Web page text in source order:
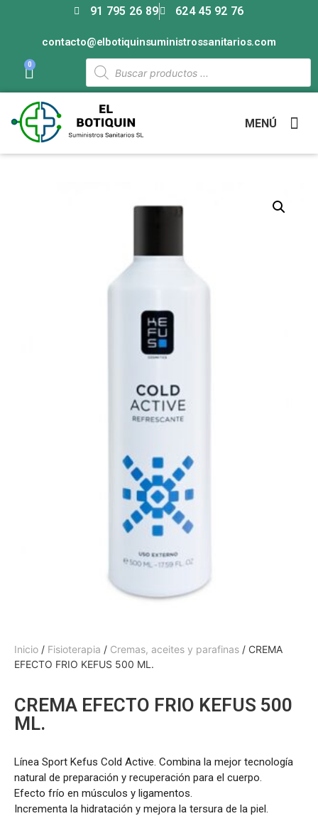
91 795 26 89 624 45 92 76
contacto@elbotiquinsuministrossanitarios.com
0
MENÚ
Inicio / Fisioterapia / Cremas, aceites y parafinas / CREMA
EFECTO FRIO KEFUS 500 ML.
CREMA EFECTO FRIO KEFUS 500
ML.
Línea Sport Kefus Cold Active. Combina la mejor tecnología
natural de preparación y recuperación para el cuerpo.
Efecto frío en músculos y ligamentos.
Incrementa la hidratación y mejora la tersura de la piel.